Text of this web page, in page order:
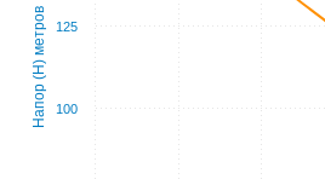
Напор (Н) метров 100
125